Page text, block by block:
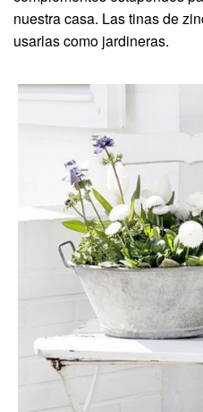
nuestra casa. Las tinas de
usarlas como jardineras.